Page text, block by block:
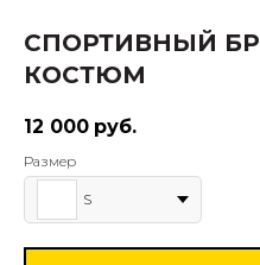
СПОРТИВНЫЙ
КОСТЮМ
12 000 руб.
Размер
S